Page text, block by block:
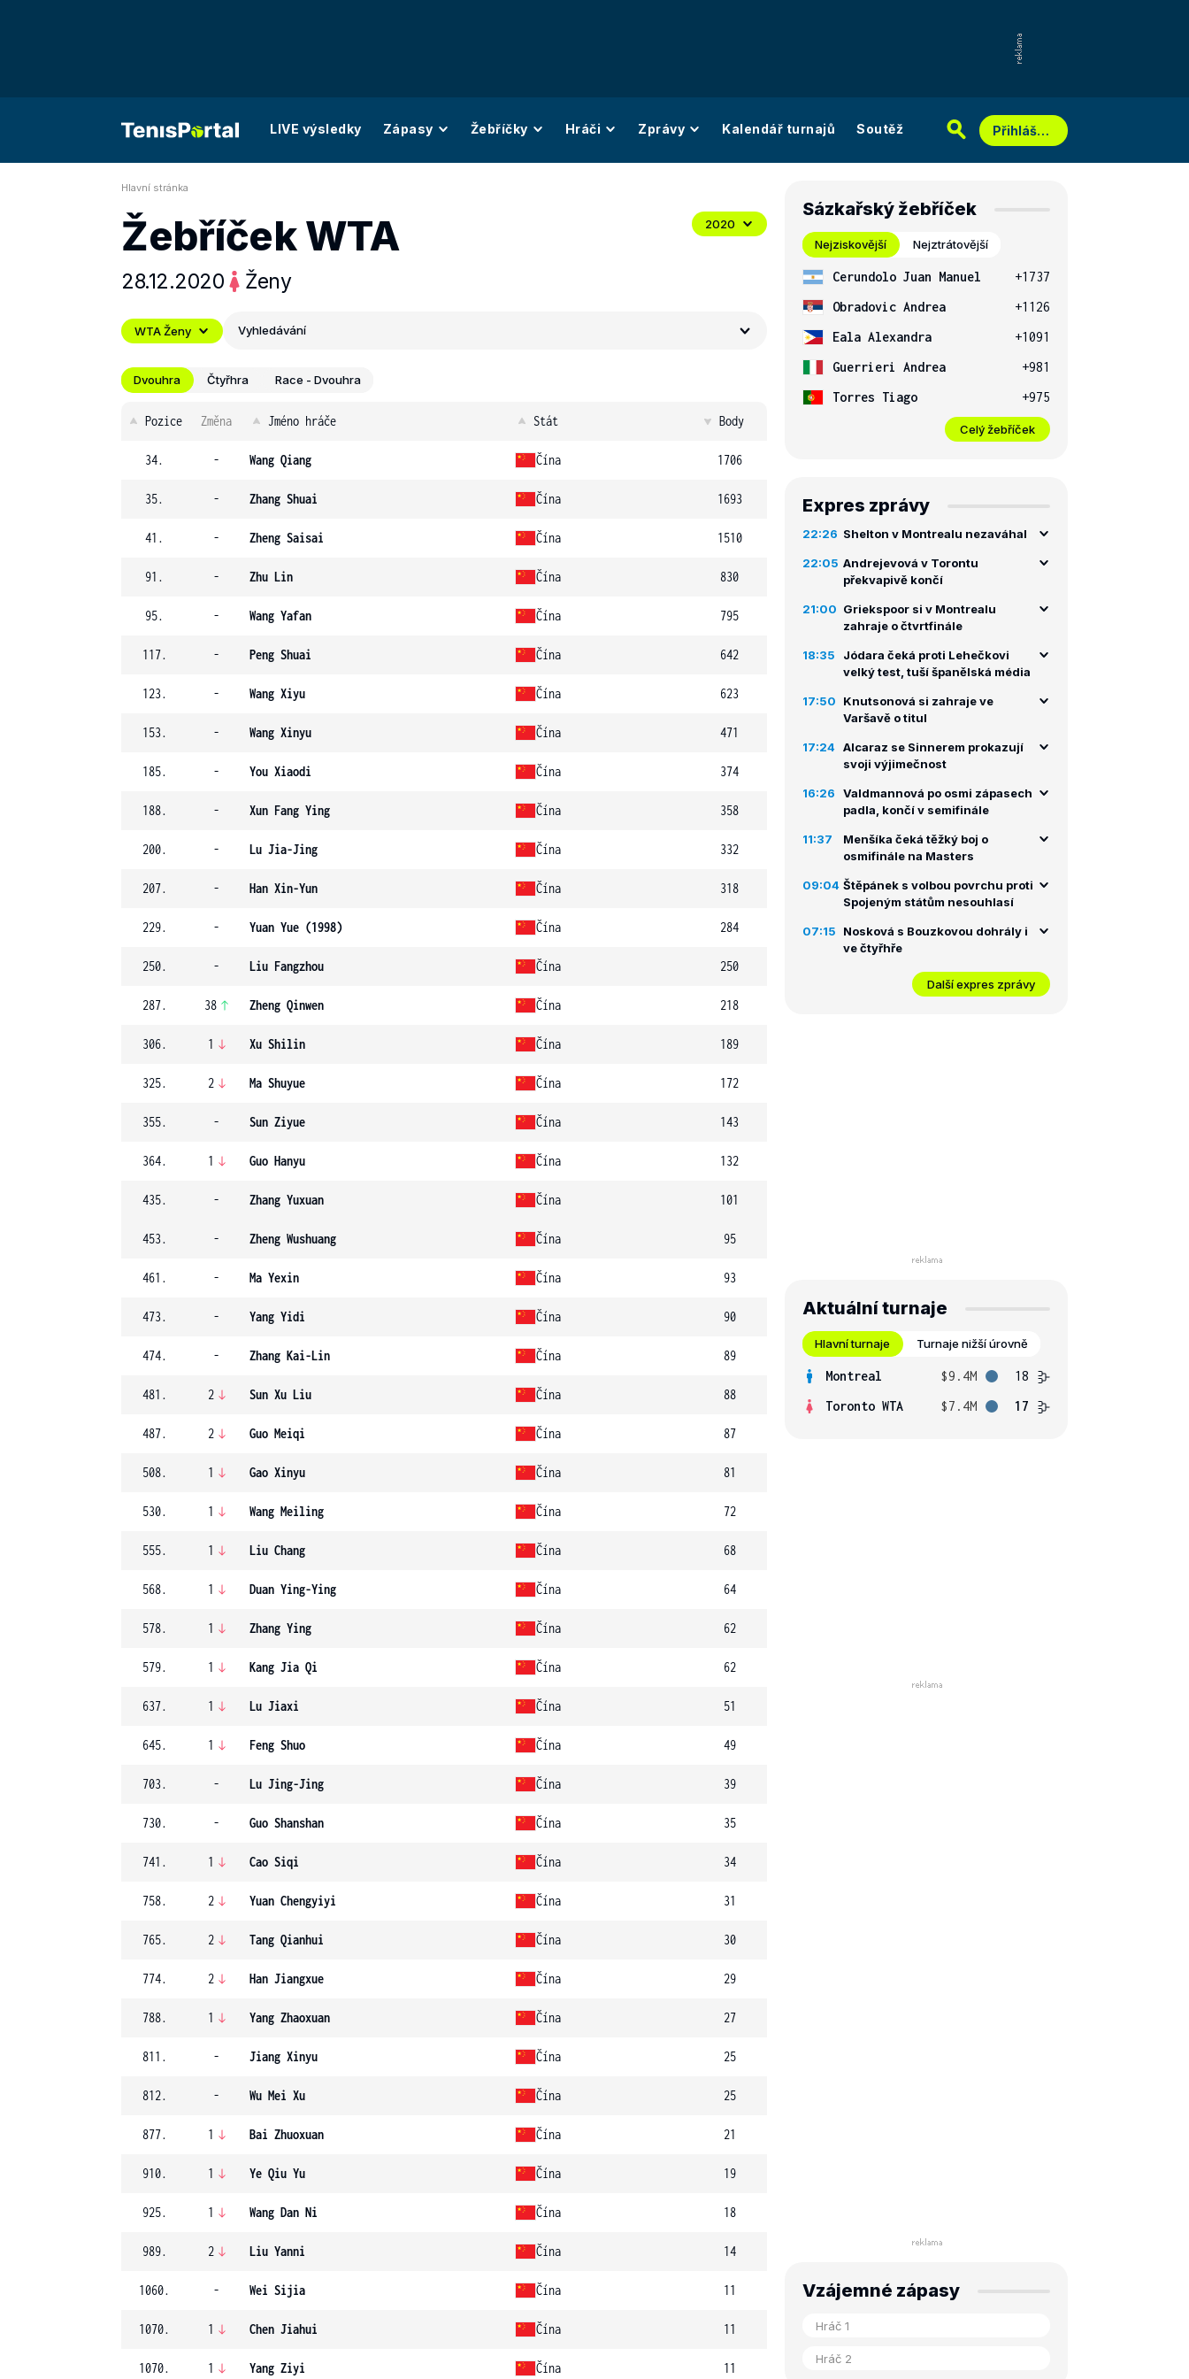
LIVE výsledky Zápasy Žebříčky Hráči Zprávy Kalendář turnajů Soutěž Přihlášení
Hlavní stránka
Žebříček WTA
28.12.2020 Ženy
2020
WTA Ženy Vyhledávání
Dvouhra Čtyřhra Race - Dvouhra
Pozice Změna Jméno hráče Stát Body
34. - Wang Qiang Čína 1706
35. - Zhang Shuai Čína 1693
41. - Zheng Saisai Čína 1510
91. - Zhu Lin Čína 830
95. - Wang Yafan Čína 795
117. - Peng Shuai Čína 642
123. - Wang Xiyu Čína 623
153. - Wang Xinyu Čína 471
185. - You Xiaodi Čína 374
188. - Xun Fang Ying Čína 358
200. - Lu Jia-Jing Čína 332
207. - Han Xin-Yun Čína 318
229. - Yuan Yue (1998) Čína 284
250. - Liu Fangzhou Čína 250
287. 38 Zheng Qinwen Čína 218
306. 1 Xu Shilin Čína 189
325. 2 Ma Shuyue Čína 172
355. - Sun Ziyue Čína 143
364. 1 Guo Hanyu Čína 132
435. - Zhang Yuxuan Čína 101
453. - Zheng Wushuang Čína 95
461. - Ma Yexin Čína 93
473. - Yang Yidi Čína 90
474. - Zhang Kai-Lin Čína 89
481. 2 Sun Xu Liu Čína 88
487. 2 Guo Meiqi Čína 87
508. 1 Gao Xinyu Čína 81
530. 1 Wang Meiling Čína 72
555. 1 Liu Chang Čína 68
568. 1 Duan Ying-Ying Čína 64
578. 1 Zhang Ying Čína 62
579. 1 Kang Jia Qi Čína 62
637. 1 Lu Jiaxi Čína 51
645. 1 Feng Shuo Čína 49
703. - Lu Jing-Jing Čína 39
730. - Guo Shanshan Čína 35
741. 1 Cao Siqi Čína 34
758. 2 Yuan Chengyiyi Čína 31
765. 2 Tang Qianhui Čína 30
774. 2 Han Jiangxue Čína 29
788. 1 Yang Zhaoxuan Čína 27
811. - Jiang Xinyu Čína 25
812. - Wu Mei Xu Čína 25
877. 1 Bai Zhuoxuan Čína 21
910. 1 Ye Qiu Yu Čína 19
925. 1 Wang Dan Ni Čína 18
989. 2 Liu Yanni Čína 14
1060. - Wei Sijia Čína 11
1070. 1 Chen Jiahui Čína 11
1070. 1 Yang Ziyi Čína 11
Sázkařský žebříček
Nejziskovější Nejztrátovější
Cerundolo Juan Manuel
+1737
Obradovic Andrea
+1126
Eala Alexandra
+1091
Guerrieri Andrea
+981
Torres Tiago
+975
Celý žebříček
Expres zprávy
22:26 Shelton v Montrealu nezaváhal
22:05 Andrejevová v Torontu
překvapivě končí
21:00 Griekspoor si v Montrealu
zahraje o čtvrtfinále
18:35
Jódara čeká proti Lehečkovi
velký test, tuší španělská média
17:50
Knutsonová si zahraje ve
Varšavě o titul
17:24 Alcaraz se Sinnerem prokazují
svoji výjimečnost
16:26
Valdmannová po osmi zápasech
padla, končí v semifinále
11:37
Menšíka čeká těžký boj o
osmifinále na Masters
09:04 Štěpánek s volbou povrchu proti
Spojeným státům nesouhlasí
07:15
Nosková s Bouzkovou dohrály i
ve čtyřhře
Další expres zprávy
Aktuální turnaje
Hlavní turnaje Turnaje nižší úrovně
Montreal $9.4M
18
Toronto WTA
$7.4M 17
Vzájemné zápasy